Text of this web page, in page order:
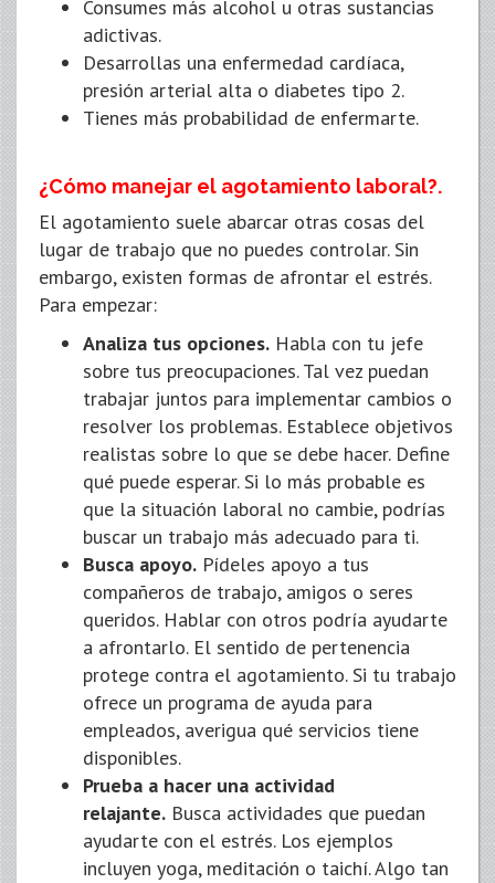
Consumes más alcohol u otras sustancias
adictivas.
Desarrollas una enfermedad cardíaca,
presión arterial alta o diabetes tipo 2.
Tienes más probabilidad de enfermarte.
¿Cómo manejar el agotamiento laboral?.
El agotamiento suele abarcar otras cosas del
lugar de trabajo que no puedes controlar. Sin
embargo, existen formas de afrontar el estrés.
Para empezar:
Analiza tus opciones. Habla con tu jefe
sobre tus preocupaciones. Tal vez puedan
trabajar juntos para implementar cambios o
resolver los problemas. Establece objetivos
realistas sobre lo que se debe hacer. Define
qué puede esperar. Si lo más probable es
que la situación laboral no cambie, podrías
buscar un trabajo más adecuado para ti.
Busca apoyo. Pídeles apoyo a tus
compañeros de trabajo, amigos o seres
queridos. Hablar con otros podría ayudarte
a afrontarlo. El sentido de pertenencia
protege contra el agotamiento. Si tu trabajo
ofrece un programa de ayuda para
empleados, averigua qué servicios tiene
disponibles.
Prueba a hacer una actividad
relajante. Busca actividades que puedan
ayudarte con el estrés. Los ejemplos
incluyen yoga, meditación o taichí. Algo tan